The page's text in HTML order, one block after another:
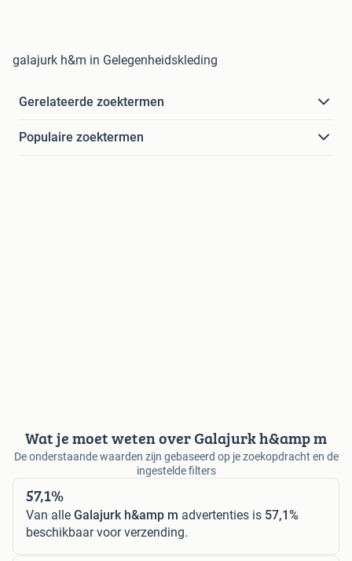
galajurk h&m in Gelegenheidskleding
Gerelateerde zoektermen
Populaire zoektermen
Wat je moet weten over Galajurk h&amp m
De onderstaande waarden zijn gebaseerd op je zoekopdracht en de
ingestelde filters
57,1%
Van alle Galajurk h&amp m advertenties is 57,1%
beschikbaar voor verzending.